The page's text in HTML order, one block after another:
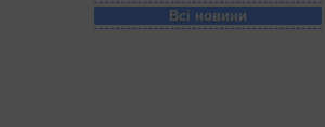
Всі новини